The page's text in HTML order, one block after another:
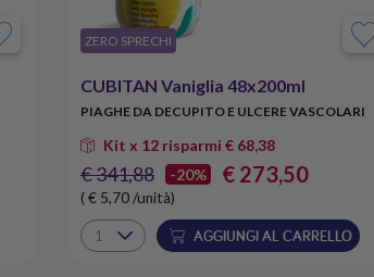
​ZERO SPRECHI
CUBITAN Vaniglia 48x200ml
PIAGHE DA DECUPITO E ULCERE VASCOLARI
Kit x 12 risparmi € 68,38
€ 341,88 -20% € 273,50
( € 5,70 /unità)
AGGIUNGI AL CARRELLO